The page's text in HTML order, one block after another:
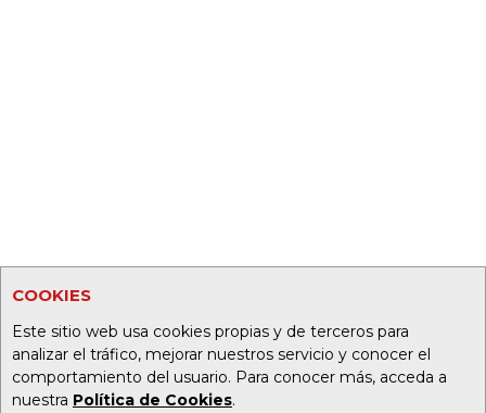
COOKIES
Este sitio web usa cookies propias y de terceros para
analizar el tráfico, mejorar nuestros servicio y conocer el
comportamiento del usuario. Para conocer más, acceda a
nuestra Política de Cookies.